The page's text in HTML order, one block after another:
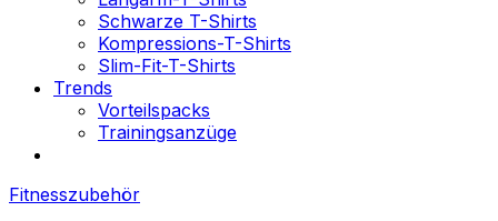
Schwarze T-Shirts
Kompressions-T-Shirts
Slim-Fit-T-Shirts
Trends
Vorteilspacks
Trainingsanzüge
Fitnesszubehör